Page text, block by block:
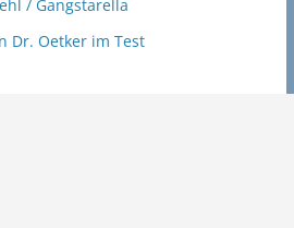
/ Gangstarella
Dr. Oetker im Test